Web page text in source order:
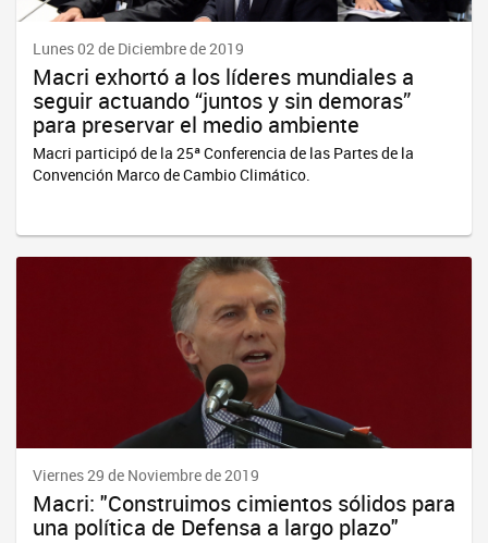
Lunes 02 de Diciembre de 2019
Macri exhortó a los líderes mundiales a
seguir actuando “juntos y sin demoras”
para preservar el medio ambiente
Macri participó de la 25ª Conferencia de las Partes de la
Convención Marco de Cambio Climático.
Viernes 29 de Noviembre de 2019
Macri: "Construimos cimientos sólidos para
una política de Defensa a largo plazo"